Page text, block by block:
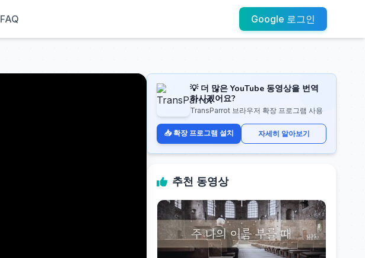
FAQ Google 로그인
💡 더 많은 YouTube 동영상을 번역
하시겠어요?
TransParrot 브라우저 확장 프로그램 사용
📥 확장 프로그램 설치 자세히 알아보기
추천 동영상